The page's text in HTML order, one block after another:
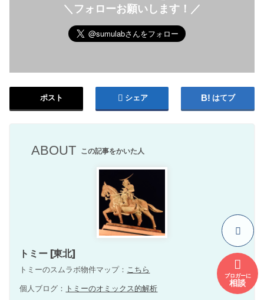
＼フォローお願いします！／
ポスト シェア はてブ
ABOUT この記事をかいた人
トミー [東北]
トミーのスムラボ物件マップ： こちら
個人ブログ： トミーのオミックス的解析
ブロガーに
相談